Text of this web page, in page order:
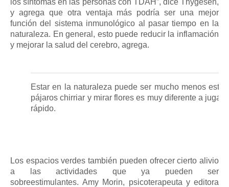
y agrega que otra ventaja más podría ser una mejor
función del sistema inmunológico al pasar tiempo en la
naturaleza. En general, esto puede reducir la inflamación
y mejorar la salud del cerebro, agrega.
Estar en la naturaleza puede ser mucho menos
pájaros chirriar y mirar flores es muy diferente a jugar
rápido.
Los espacios verdes también pueden ofrecer cierto alivio
a las actividades que ya pueden ser
sobreestimulantes.Amy Morin, psicoterapeuta y editora